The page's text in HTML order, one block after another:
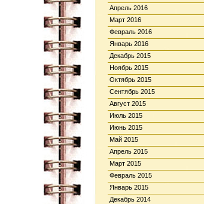
Апрель 2016
Март 2016
Февраль 2016
Январь 2016
Декабрь 2015
Ноябрь 2015
Октябрь 2015
Сентябрь 2015
Август 2015
Июль 2015
Июнь 2015
Май 2015
Апрель 2015
Март 2015
Февраль 2015
Январь 2015
Декабрь 2014